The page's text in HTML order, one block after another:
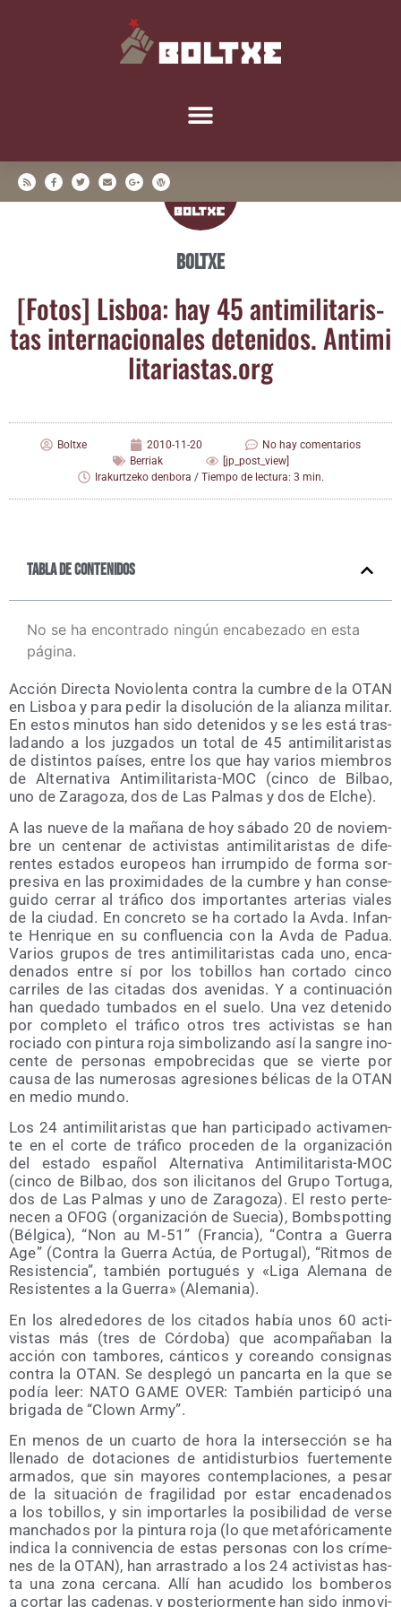
Boltxe
[Fotos] Lis­boa: hay 45 anti­mi­li­ta­ris­
tas inter­na­cio­na­les dete­ni­dos. Anti​mi​
li​ta​rias​tas​.org
Boltxe 2010-11-20
No hay comentarios
Berriak
[jp_post_view]
Irakurtzeko denbora / Tiempo de lectura: 3 min.
Tabla de contenidos
No se ha encontrado ningún encabezado en esta
página.
Acción Direc­ta Novio­len­ta con­tra la cum­bre de la OTAN
en Lis­boa y para pedir la diso­lu­ción de la alian­za mili­tar.
En estos minu­tos han sido dete­ni­dos y se les está tras­
la­dan­do a los juz­ga­dos un total de 45 anti­mi­li­ta­ris­tas
de dis­tin­tos paí­ses, entre los que hay varios miem­bros
de Alter­na­ti­va Anti­mi­li­ta­ris­ta-MOC (cin­co de Bil­bao,
uno de Zara­go­za, dos de Las Pal­mas y dos de Elche).
A las nue­ve de la maña­na de hoy sába­do 20 de noviem­
bre un cen­te­nar de acti­vis­tas anti­mi­li­ta­ris­tas de dife­
ren­tes esta­dos euro­peos han irrum­pi­do de for­ma sor­
pre­si­va en las pro­xi­mi­da­des de la cum­bre y han con­se­
gui­do cerrar al trá­fi­co dos impor­tan­tes arte­rias via­les
de la ciu­dad. En con­cre­to se ha cor­ta­do la Avda. Infan­
te Hen­ri­que en su con­fluen­cia con la Avda de Padua.
Varios gru­pos de tres anti­mi­li­ta­ris­tas cada uno, enca­
de­na­dos entre sí por los tobi­llos han cor­ta­do cin­co
carri­les de las cita­das dos ave­ni­das. Y a con­ti­nua­ción
han que­da­do tum­ba­dos en el sue­lo. Una vez dete­ni­do
por com­ple­to el trá­fi­co otros tres acti­vis­tas se han
rocia­do con pin­tu­ra roja sim­bo­li­zan­do así la san­gre ino­
cen­te de per­so­nas empo­bre­ci­das que se vier­te por
cau­sa de las nume­ro­sas agre­sio­nes béli­cas de la OTAN
en medio mundo.
Los 24 anti­mi­li­ta­ris­tas que han par­ti­ci­pa­do acti­va­men­
te en el cor­te de trá­fi­co pro­ce­den de la orga­ni­za­ción
del esta­do espa­ñol Alter­na­ti­va Anti­mi­li­ta­ris­ta-MOC
(cin­co de Bil­bao, dos son ili­ci­ta­nos del Gru­po Tor­tu­ga,
dos de Las Pal­mas y uno de Zara­go­za). El res­to per­te­
ne­cen a OFOG (orga­ni­za­ción de Sue­cia), Bombs­pot­ting
(Bél­gi­ca), “Non au M‑51” (Fran­cia), “Con­tra a Gue­rra
Age” (Con­tra la Gue­rra Actúa, de Por­tu­gal), “Rit­mos de
Resis­ten­cia”, tam­bién por­tu­gués y «Liga Ale­ma­na de
Resis­ten­tes a la Gue­rra» (Ale­ma­nia).
En los alre­de­do­res de los cita­dos había unos 60 acti­
vis­tas más (tres de Cór­do­ba) que acom­pa­ña­ban la
acción con tam­bo­res, cán­ti­cos y corean­do con­sig­nas
con­tra la OTAN. Se des­ple­gó un pan­car­ta en la que se
podía leer: NATO GAME OVER: Tam­bién par­ti­ci­pó una
bri­ga­da de “Clown Army”.
En menos de un cuar­to de hora la inter­sec­ción se ha
lle­na­do de dota­cio­nes de anti­dis­tur­bios fuer­te­men­te
arma­dos, que sin mayo­res con­tem­pla­cio­nes, a pesar
de la situa­ción de fra­gi­li­dad por estar enca­de­na­dos
a los tobi­llos, y sin impor­tar­les la posi­bi­li­dad de ver­se
man­cha­dos por la pin­tu­ra roja (lo que meta­fó­ri­ca­men­te
indi­ca la con­ni­ven­cia de estas per­so­nas con los crí­me­
nes de la OTAN), han arras­tra­do a los 24 acti­vis­tas has­
ta una zona cer­ca­na. Allí han acu­di­do los bom­be­ros
a cor­tar las cade­nas, y pos­te­rior­men­te han sido inmo­vi­